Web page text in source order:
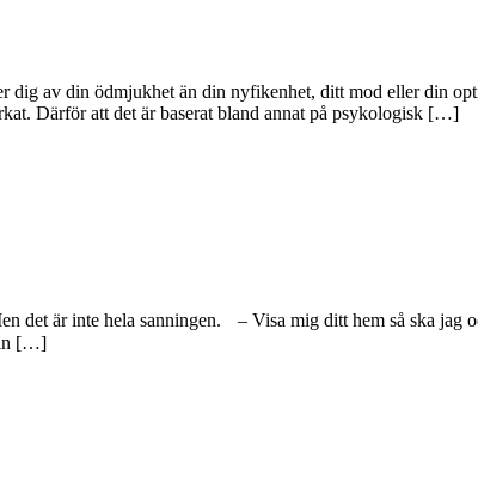
dig av din ödmjukhet än din nyfikenhet, ditt mod eller din
Därför att det är baserat bland annat på psykologisk […]
det är inte hela sanningen. – Visa mig ditt hem så ska
in […]